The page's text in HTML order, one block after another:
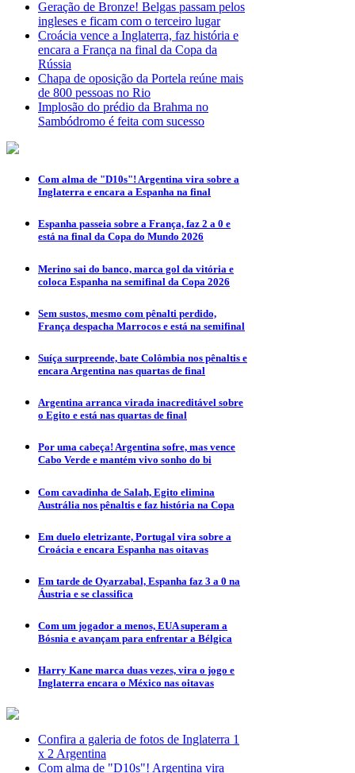
Geração de Bronze! Belgas passam pelos
ingleses e ficam com o terceiro lugar
Croácia vence a Inglaterra, faz história e
encara a França na final da Copa da
Rússia
Chapa de oposição da Portela reúne mais
de 800 pessoas no Rio
Implosão do prédio da Brahma no
Sambódromo é feita com sucesso
Com alma de "D10s"! Argentina vira sobre a
Inglaterra e encara a Espanha na final
Espanha passeia sobre a França, faz 2 a 0 e
está na final da Copa do Mundo 2026
Merino sai do banco, marca gol da vitória e
coloca Espanha na semifinal da Copa 2026
Sem sustos, mesmo com pênalti perdido,
França despacha Marrocos e está na semifinal
Suíça surpreende, bate Colômbia nos pênaltis e
encara Argentina nas quartas de final
Argentina arranca virada inacreditável sobre
o Egito e está nas quartas de final
Por uma cabeça! Argentina sofre, mas vence
Cabo Verde e mantém vivo sonho do bi
Com cavadinha de Salah, Egito elimina
Austrália nos pênaltis e faz história na Copa
Em duelo eletrizante, Portugal vira sobre a
Croácia e encara Espanha nas oitavas
Em tarde de Oyarzabal, Espanha faz 3 a 0 na
Áustria e se classifica
Com um jogador a menos, EUA superam a
Bósnia e avançam para enfrentar a Bélgica
Harry Kane marca duas vezes, vira o jogo e
Inglaterra encara o México nas oitavas
Confira a galeria de fotos de Inglaterra 1
x 2 Argentina
Com alma de "D10s"! Argentina vira